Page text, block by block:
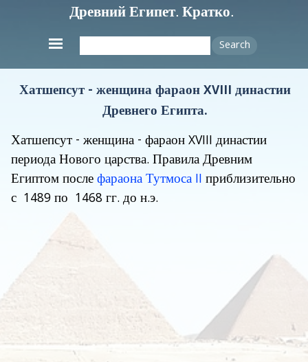
Search
Древний Египет. Кратко.
Хатшепсут - женщина фараон XVIII династии
Древнего Египта.
Хатшепсут - женщина - фараон XVIII династии
периода Нового царства. Правила Древним
Египтом послефараона Тутмоса II приблизительно
с 1489 по 1468 гг. до н.э.